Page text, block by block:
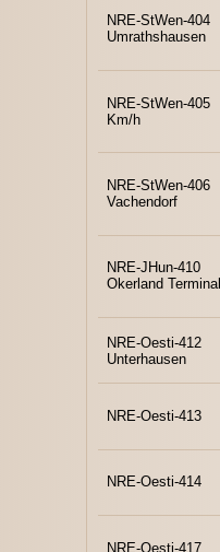
NRE-StWen-404
Umrathshausen
NRE-StWen-405
Km/h
NRE-StWen-406
Vachendorf
NRE-JHun-410
Okerland Terminal
NRE-Oesti-412
Unterhausen
NRE-Oesti-413
NRE-Oesti-414
NRE-Oesti-417